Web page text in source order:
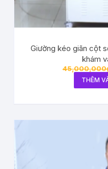
Giường kéo giãn cột
khám
45,000,000
THÊM